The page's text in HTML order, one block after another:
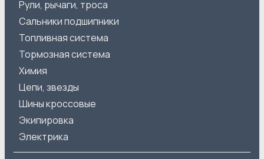
Рули, рычаги, троса
Сальники подшипники
Топливная система
Тормозная система
Химия
Цепи, звезды
Шины кроссовые
Экипировка
Электрика